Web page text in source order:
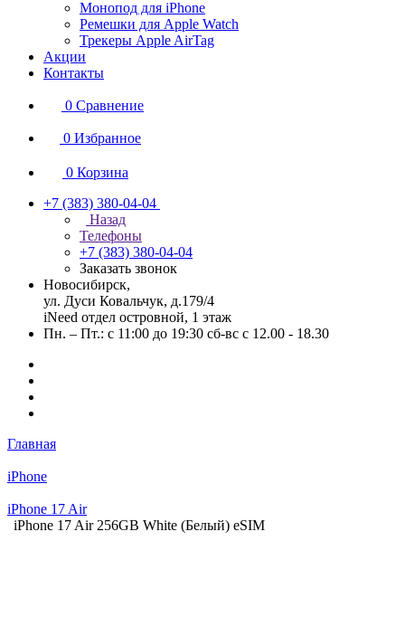
Монопод для iPhone
Ремешки для Apple Watch
Трекеры Apple AirTag
Акции
Контакты
0 Сравнение
0 Избранное
0 Корзина
+7 (383) 380-04-04
Назад
Телефоны
+7 (383) 380-04-04
Заказать звонок
Новосибирск,
ул. Дуси Ковальчук, д.179/4
iNeed отдел островной, 1 этаж
Пн. – Пт.: с 11:00 до 19:30 сб-вс с 12.00 - 18.30
Главная
iPhone
iPhone 17 Air
iPhone 17 Air 256GB White (Белый) eSIM